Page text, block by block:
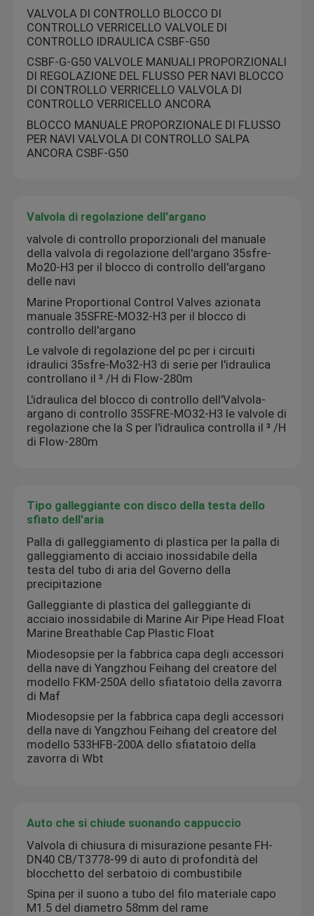
Casa
Prodotti
Fatory Tour
Controllo di qualità
Contattaci
Richiedere un preventivo
Testa di presa d'aria marina
Marine può filtrare l'acqua
Blocco valvola di controllo idraulico
Valvola di regolazione dell'argano
VALVOLA DI CONTROLLO BLOCCO DI
CONTROLLO VERRICELLO VALVOLE DI
CONTROLLO IDRAULICA CSBF-G50
CSBF-G-G50 VALVOLE MANUALI PROPORZIONALI
DI REGOLAZIONE DEL FLUSSO PER NAVI BLOCCO
DI CONTROLLO VERRICELLO VALVOLA DI
CONTROLLO VERRICELLO ANCORA
BLOCCO MANUALE PROPORZIONALE DI FLUSSO
PER NAVI VALVOLA DI CONTROLLO SALPA
ANCORA CSBF-G50
Valvola di regolazione dell'argano
valvole di controllo proporzionali del manuale
della valvola di regolazione dell'argano 35sfre-
Mo20-H3 per il blocco di controllo dell'argano
delle navi
Marine Proportional Control Valves azionata
manuale 35SFRE-MO32-H3 per il blocco di
controllo dell'argano
Le valvole di regolazione del pc per i circuiti
idraulici 35sfre-Mo32-H3 di serie per l'idraulica
controllano il ³ /H di Flow-280m
L'idraulica del blocco di controllo dell'Valvola-
argano di controllo 35SFRE-MO32-H3 le valvole di
regolazione che la S per l'idraulica controlla il ³ /H
di Flow-280m
Tipo galleggiante con disco della testa dello
sfiato dell'aria
Palla di galleggiamento di plastica per la palla di
galleggiamento di acciaio inossidabile della
testa del tubo di aria del Governo della
precipitazione
Galleggiante di plastica del galleggiante di
acciaio inossidabile di Marine Air Pipe Head Float
Marine Breathable Cap Plastic Float
Miodesopsie per la fabbrica capa degli accessori
della nave di Yangzhou Feihang del creatore del
modello FKM-250A dello sfiatatoio della zavorra
di Maf
Miodesopsie per la fabbrica capa degli accessori
della nave di Yangzhou Feihang del creatore del
modello 533HFB-200A dello sfiatatoio della
zavorra di Wbt
Auto che si chiude suonando cappuccio
Valvola di chiusura di misurazione pesante FH-
DN40 CB/T3778-99 di auto di profondità del
blocchetto del serbatoio di combustibile
Spina per il suono a tubo del filo materiale capo
M1.5 del diametro 58mm del rame